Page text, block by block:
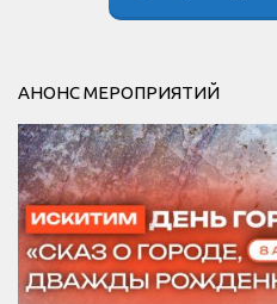
Контакты
АНОНС МЕРОПРИЯТИЙ